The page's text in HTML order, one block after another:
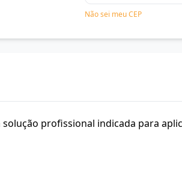
Não sei meu CEP
solução profissional indicada para